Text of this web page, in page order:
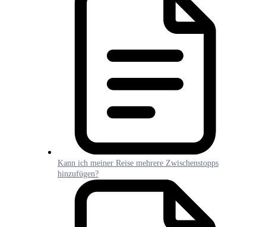
Kann ich meiner Reise mehrere Zwischenstopps
hinzufügen?